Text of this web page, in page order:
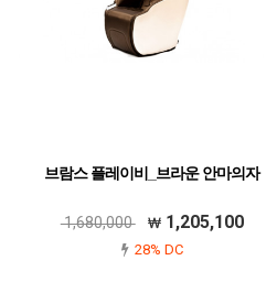
브람스 플레이비_브라운 안마의자
1,680,000 1,205,100
28% DC